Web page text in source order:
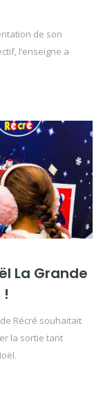
de son
l’enseigne a
La Grande
!
Récré souhaitait
la sortie tant